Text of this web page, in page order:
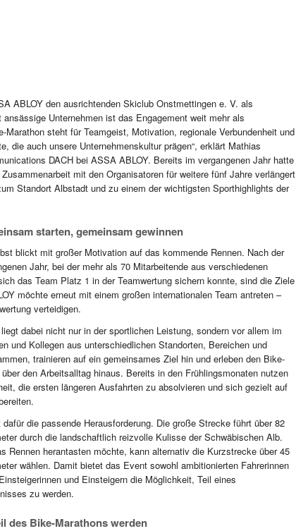
ABLOY den ausrichtenden Skiclub Onstmettingen e. V. als
Unternehmen ist das Engagement weit mehr als
Marathon steht für Teamgeist, Motivation, regionale Verbundenheit und
die auch unsere Unternehmenskultur prägen“, erklärt Mathias
DACH bei ASSA ABLOY. Bereits im vergangenen Jahr hatte
mit den Organisatoren für weitere fünf Jahre verlängert
Standort Albstadt und zu einem der wichtigsten Sporthighlights der
starten, gemeinsam gewinnen
blickt mit großer Motivation auf das kommende Rennen. Nach der
Jahr, bei der mehr als 70 Mitarbeitende aus verschiedenen
das Team Platz 1 in der Teamwertung sichern konnte, sind die Ziele
möchte erneut mit einem großen internationalen Team antreten –
verteidigen.
dabei nicht nur in der sportlichen Leistung, sondern vor allem im
und Kollegen aus unterschiedlichen Standorten, Bereichen und
trainieren auf ein gemeinsames Ziel hin und erleben den Bike-
den Arbeitsalltag hinaus. Bereits in den Frühlingsmonaten nutzen
die ersten längeren Ausfahrten zu absolvieren und sich gezielt auf
die passende Herausforderung. Die große Strecke führt über 82
durch die landschaftlich reizvolle Kulisse der Schwäbischen Alb.
Rennen herantasten möchte, kann alternativ die Kurzstrecke über 45
wählen. Damit bietet das Event sowohl ambitionierten Fahrerinnen
und Einsteigern die Möglichkeit, Teil eines
zu werden.
des Bike-Marathons werden